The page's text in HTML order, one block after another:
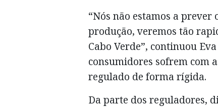
“Nós não estamos a prever
produção, veremos tão
Cabo Verde”, continuou
consumidores sofrem com
regulado de forma rígida.
Da parte dos reguladores,